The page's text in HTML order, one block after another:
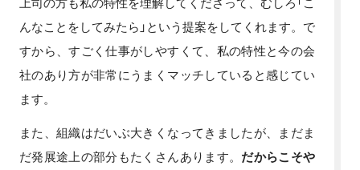
んなことをしてみたら」という提案をしてくれます。で
すから、すごく仕事がしやすくて、私の特性と今の会
社のあり方が非常にうまくマッチしていると感じてい
ます。
また、組織はだいぶ大きくなってきましたが、まだま
だ発展途上の部分もたくさんあります。 だからこそや